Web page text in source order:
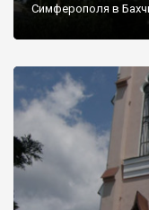
Симферополя в